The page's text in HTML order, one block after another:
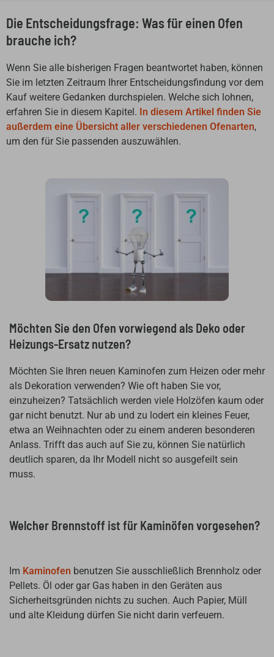
Die Entscheidungsfrage: Was für einen Ofen
brauche ich?
Wenn Sie alle bisherigen Fragen beantwortet haben, können
Sie im letzten Zeitraum Ihrer Entscheidungsfindung vor dem
Kauf weitere Gedanken durchspielen. Welche sich lohnen,
erfahren Sie in diesem Kapitel. In diesem Artikel finden Sie
außerdem eine Übersicht aller verschiedenen Ofenarten,
um den für Sie passenden auszuwählen.
Möchten Sie den Ofen vorwiegend als Deko oder
Heizungs-Ersatz nutzen?
Möchten Sie Ihren neuen Kaminofen zum Heizen oder mehr
als Dekoration verwenden? Wie oft haben Sie vor,
einzuheizen? Tatsächlich werden viele Holzöfen kaum oder
gar nicht benutzt. Nur ab und zu lodert ein kleines Feuer,
etwa an Weihnachten oder zu einem anderen besonderen
Anlass. Trifft das auch auf Sie zu, können Sie natürlich
deutlich sparen, da Ihr Modell nicht so ausgefeilt sein
muss.
Welcher Brennstoff ist für Kaminöfen vorgesehen?
Im Kaminofen benutzen Sie ausschließlich Brennholz oder
Pellets. Öl oder gar Gas haben in den Geräten aus
Sicherheitsgründen nichts zu suchen. Auch Papier, Müll
und alte Kleidung dürfen Sie nicht darin verfeuern.